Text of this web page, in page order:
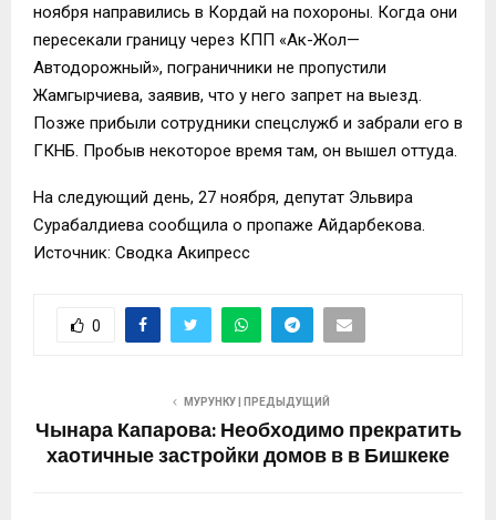
ноября направились в Кордай на похороны. Когда они
пересекали границу через КПП «Ак-Жол—
Автодорожный», пограничники не пропустили
Жамгырчиева, заявив, что у него запрет на выезд.
Позже прибыли сотрудники спецслужб и забрали его в
ГКНБ. Пробыв некоторое время там, он вышел оттуда.
На следующий день, 27 ноября, депутат Эльвира
Сурабалдиева сообщила о пропаже Айдарбекова.
Источник: Сводка Акипресс
0
МУРУНКУ | ПРЕДЫДУЩИЙ
Чынара Капарова: Необходимо прекратить
хаотичные застройки домов в в Бишкеке